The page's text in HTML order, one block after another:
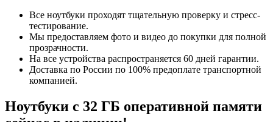
Все ноутбуки проходят тщательную проверку и стресс-
тестирование.
Мы предоставляем фото и видео до покупки для полной
прозрачности.
На все устройства распространяется 60 дней гарантии.
Доставка по России по 100% предоплате транспортной
компанией.
Ноутбуки с 32 ГБ оперативной памяти